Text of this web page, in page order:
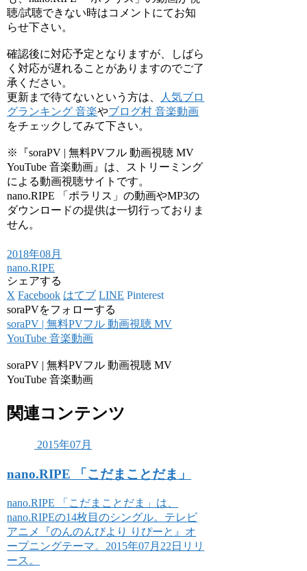
聴/試聴できない時はコメントにてお知
らせ下さい。
確認後に対応予定となりますが、しばら
く対応が遅れることがありますのでご了
承ください。
更新まで待てないという方は、
人気ブロ
グランキング 音楽やブログ村 音楽動画
をチェックしてみて下さい。
※『soraPV | 無料PVフル 動画視聴 MV
YouTube 音楽動画』は、ストリーミング
による動画視聴サイトです。
nano.RIPE 「ポラリス」の動画やMP3の
ダウンロードの提供は一切行っておりま
せん。
2018年08月
nano.RIPE
シェアする
X Facebook はてブ LINE Pinterest
soraPVをフォローする
soraPV | 無料PVフル 動画視聴 MV
YouTube 音楽動画
soraPV | 無料PVフル 動画視聴 MV
YouTube 音楽動画
関連コンテンツ
2015年07月
nano.RIPE 「こだまことだま」
nano.RIPE 「こだまことだま」は、
nano.RIPEの14枚目のシングル。テレビ
アニメ『のんのんびより りぴーと』オ
ープニングテーマ。2015年07月22日リリ
ース。